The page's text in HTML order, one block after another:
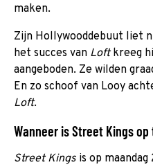
maken.
Zijn Hollywooddebuut liet
het succes van Loftkreeg
aangeboden. Ze wilden
En zo schoof van Looy
Loft.
Wanneer is Street Kings
Street Kings is op